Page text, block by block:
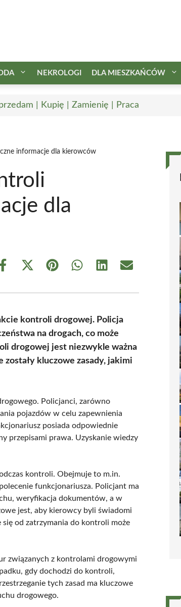
NEKROLOGI DLA MIESZKAŃCÓW
| Kupię | Zamienię | Praca
informacje dla kierowców
dla
Share
Share
(Twitter)
Share Share Share Share
kontroli drogowej. Policja
na drogach, co może
drogowej jest niezwykle ważna
kluczowe zasady, jakimi
Policjanci, zarówno
pojazdów w celu zapewnienia
posiada odpowiednie
przepisami prawa. Uzyskanie wiedzy
kontroli. Obejmuje to m.in.
funkcjonariusza. Policjant ma
weryfikacja dokumentów, a w
jest, aby kierowcy byli świadomi
od zatrzymania do kontroli może
związanych z kontrolami drogowymi
gdy dochodzi do kontroli,
tych zasad ma kluczowe
drogowego.